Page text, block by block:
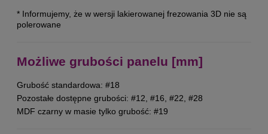
* Informujemy, że w wersji lakierowanej frezowania 3D nie są
polerowane
Możliwe grubości panelu [mm]
Grubość standardowa: #18
Pozostałe dostępne grubości: #12, #16, #22, #28
MDF czarny w masie tylko grubość: #19